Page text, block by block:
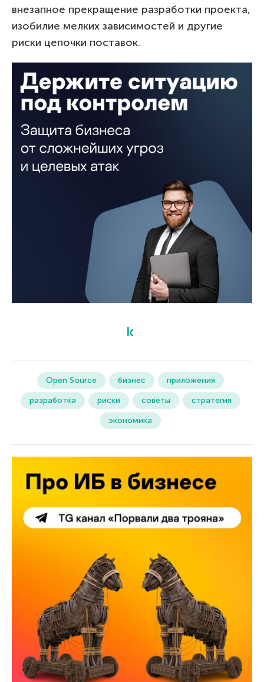
внезапное прекращение разработки проекта,
изобилие мелких зависимостей и другие
риски цепочки поставок.
Open Source бизнес
приложения
разработка
риски советы
стратегия
экономика